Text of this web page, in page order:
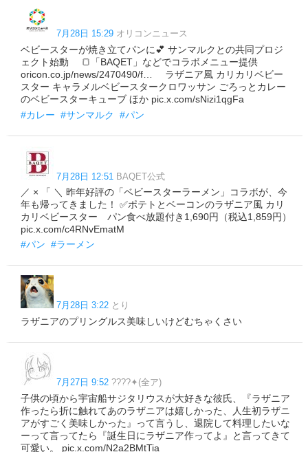
7月28日 15:29 オリコンニュース
ベビースターが焼き立てパンに💕 サンマルクとの共同プロジ
ェクト始動 ⠀ 🍞「BAQET」などでコラボメニュー提供
oricon.co.jp/news/2470490/f… ⠀ ラザニア風 カリカリベビー
スター キャラメルベビースタークロワッサン ごろっとカレー
のベビースターキューブ ほか pic.x.com/sNizi1qgFa
#カレー #サンマルク #パン
7月28日 12:51 BAQET公式
／ × 「 ＼ 昨年好評の「ベビースターラーメン」コラボが、今
年も帰ってきました！ ✅ポテトとベーコンのラザニア風 カリ
カリベビースター パン食べ放題付き1,690円（税込1,859円）
pic.x.com/c4RNvEmatM
#パン #ラーメン
7月28日 3:22 とり
ラザニアのプリングルス美味しいけどむちゃくさい
7月27日 9:52 ????✦(全ア)
子供の頃から宇宙船サジタリウスが大好きな彼氏、『ラザニア
作ったら折に触れてあのラザニアは嬉しかった、人生初ラザニ
アがすごく美味しかった』って言うし、退院して料理したいな
ーって言ってたら『誕生日にラザニア作ってよ』と言ってきて
可愛い。 pic.x.com/N2a2BMtTia